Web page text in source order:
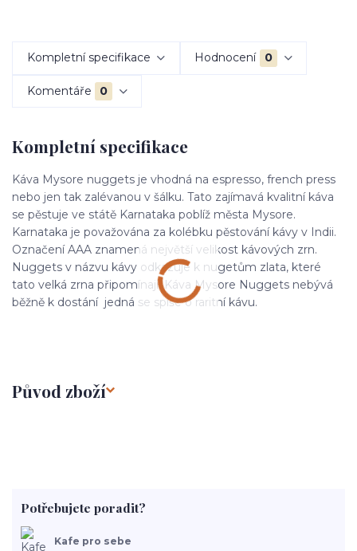
Kompletní specifikace Hodnocení 0
Komentáře 0
Kompletní specifikace
Káva Mysore nuggets je vhodná na espresso, french press
nebo jen tak zalévanou v šálku. Tato zajímavá kvalitní káva
se pěstuje ve státě Karnataka poblíž města Mysore.
Karnataka je považována za kolébku pěstování kávy v Indii.
Označení AAA znamená největší velikost kávových zrn.
Nuggets v názvu kávy odkazuje k nugetům zlata, které
tato velká zrna připomínají. Káva Mysore Nuggets nebývá
běžně k dostání jedná se spíše o raritní kávu.
Původ zboží
Potřebujete poradit?
Kafe pro sebe